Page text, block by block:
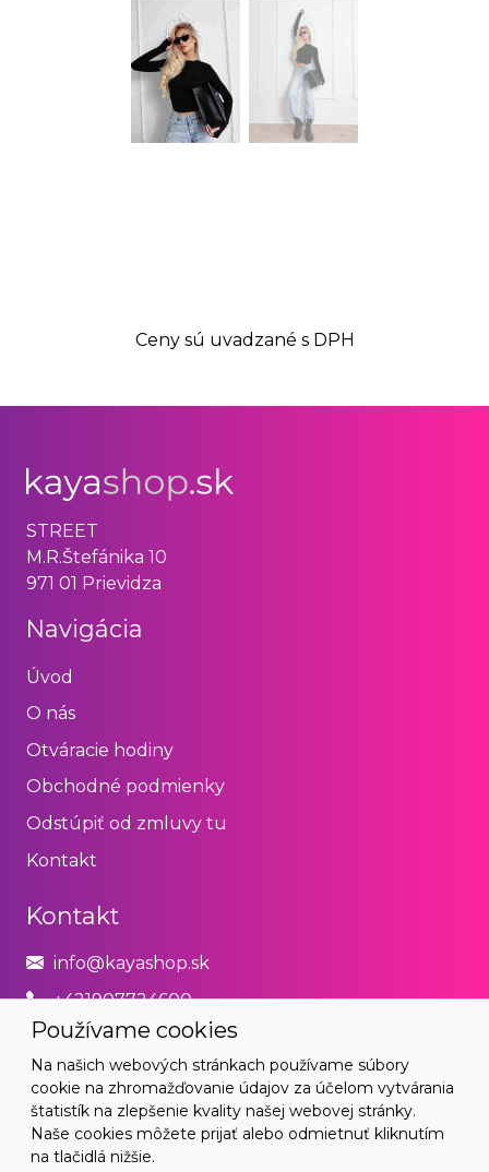
Ceny sú uvadzané s DPH
Používame cookies
Na našich webových stránkach používame súbory
cookie na zhromažďovanie údajov za účelom vytvárania
štatistík na zlepšenie kvality našej webovej stránky.
Naše cookies môžete prijať alebo odmietnuť kliknutím
na tlačidlá nižšie.
STREET
M.R.Štefánika 10
971 01 Prievidza
Navigácia
Úvod
O nás
Otváracie hodiny
Obchodné podmienky
Odstúpiť od zmluvy tu
Kontakt
Kontakt
info@kayashop.sk
+421907724600
Právne
Obchodné podmienky
Zásady používania cookies